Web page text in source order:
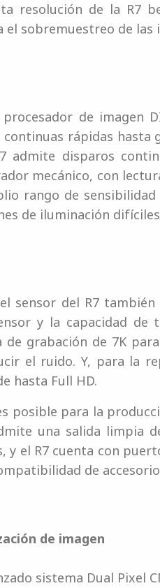
resolución de la
sobremuestreo de
de imagen
rápidas
admite disparos
mecánico, con
rango de
de iluminación
sensor del R7
y la capacidad
de grabación de 7K
el ruido. Y, para la
hasta Full HD.
posible para la
una salida limpia
el R7 cuenta con
de
de imagen
sistema Dual